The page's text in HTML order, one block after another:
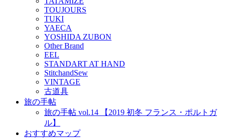
TOUJOURS
TUKI
YAECA
YOSHIDA ZUBON
Other Brand
EEL
STANDART AT HAND
StitchandSew
VINTAGE
古道具
旅の手帖
旅の手帖 vol.14 【2019 初冬 フランス・ポルトガ
ル】
おすすめマップ